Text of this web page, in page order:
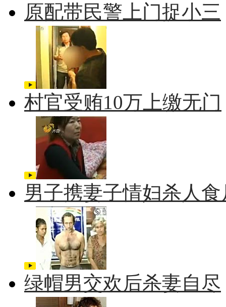
原配带民警上门捉小三
村官受贿10万上缴无门
男子携妻子情妇杀人食
绿帽男交欢后杀妻自尽